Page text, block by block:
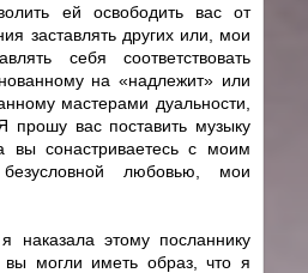
ей освободить вас от
заставлять других или, мои
себя соответствовать
на «надлежит» или
мастерами дуальности,
прошу вас поставить музыку
вы сонастриваетесь с моим
любовью, мои
наказала этому посланнику
вы могли иметь образ, что я